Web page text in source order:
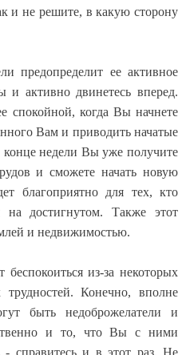
и не решите, в какую сторону
предопределит ее активное
и активно двинетесь вперед.
спокойной, когда Вы начнете
Вам и приводить начатые
недели Вы уже получите
и сможете начать новую
благоприятно для тех, кто
на достигнутом. Также этот
и недвижимостью.
из-за некоторых
Конечно, вполне
быть недоброжелатели и
и то, что Вы с ними